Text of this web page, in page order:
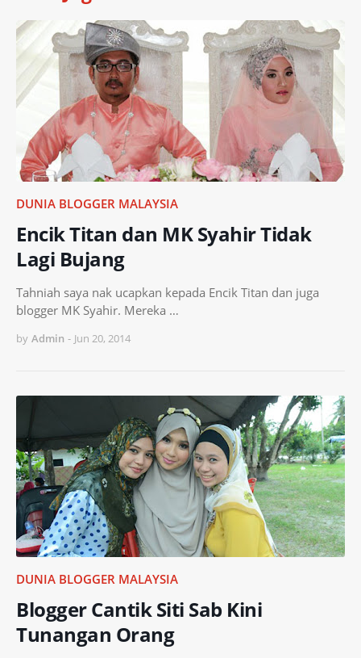
DUNIA BLOGGER MALAYSIA
Encik Titan dan MK Syahir Tidak
Lagi Bujang
Tahniah saya nak ucapkan kepada Encik Titan dan juga
blogger MK Syahir. Mereka …
by Admin - Jun 20, 2014
DUNIA BLOGGER MALAYSIA
Blogger Cantik Siti Sab Kini
Tunangan Orang